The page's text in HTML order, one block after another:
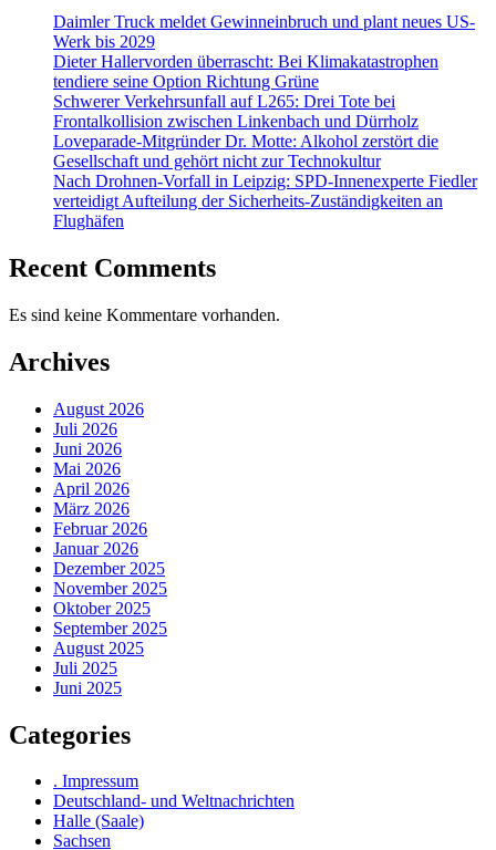
Daimler Truck meldet Gewinneinbruch und plant neues US-
Werk bis 2029
Dieter Hallervorden überrascht: Bei Klimakatastrophen
tendiere seine Option Richtung Grüne
Schwerer Verkehrsunfall auf L265: Drei Tote bei
Frontalkollision zwischen Linkenbach und Dürrholz
Loveparade-Mitgründer Dr. Motte: Alkohol zerstört die
Gesellschaft und gehört nicht zur Technokultur
Nach Drohnen-Vorfall in Leipzig: SPD-Innenexperte Fiedler
verteidigt Aufteilung der Sicherheits-Zuständigkeiten an
Flughäfen
Recent Comments
Es sind keine Kommentare vorhanden.
Archives
August 2026
Juli 2026
Juni 2026
Mai 2026
April 2026
März 2026
Februar 2026
Januar 2026
Dezember 2025
November 2025
Oktober 2025
September 2025
August 2025
Juli 2025
Juni 2025
Categories
. Impressum
Deutschland- und Weltnachrichten
Halle (Saale)
Sachsen